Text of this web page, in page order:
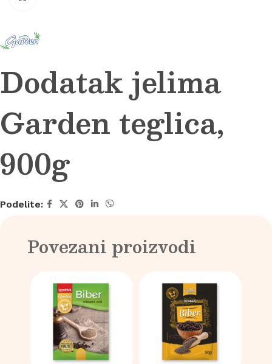
Dodatak jelima
Garden teglica,
900g
Podelite:
Povezani proizvodi